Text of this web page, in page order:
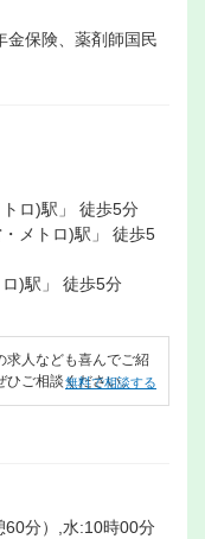
金保険、薬剤師国民
ロ)駅」 徒歩5分
メトロ)駅」 徒歩5
)駅」 徒歩5分
求人なども喜んでご紹
ひご相談ください。
無料で相談する
60分）,水:10時00分